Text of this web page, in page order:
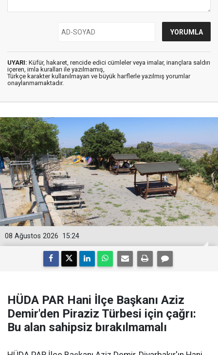
UYARI: Küfür, hakaret, rencide edici cümleler veya imalar, inançlara saldırı
içeren, imla kuralları ile yazılmamış,
Türkçe karakter kullanılmayan ve büyük harflerle yazılmış yorumlar
onaylanmamaktadır.
15:24
08 Ağustos 2026
HÜDA PAR Hani İlçe Başkanı Aziz
Demir'den Piraziz Türbesi için çağrı:
Bu alan sahipsiz bırakılmamalı